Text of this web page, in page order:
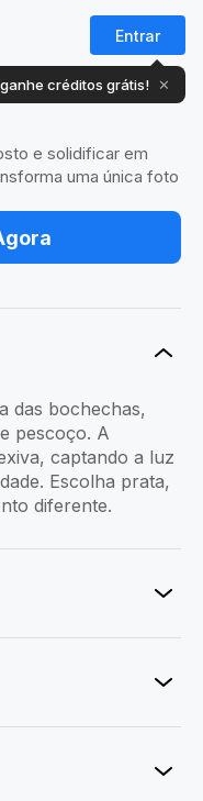
Entrar
créditos grátis! ✕
e solidificar em
uma única foto
das bochechas,
pescoço. A
captando a luz
Escolha prata,
diferente.